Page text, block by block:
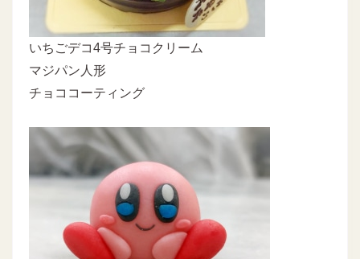
いちごデコ4号チョコクリーム
マジパン人形
チョココーティング